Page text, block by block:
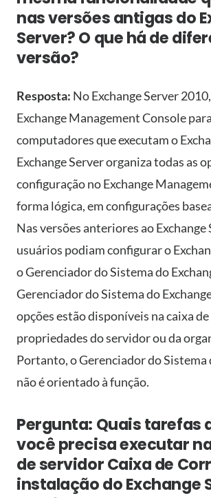
nas versões antigas do
Server? O que há de
versão?
Resposta: No Exchange Server
Exchange Management Console
computadores que executam o
Exchange Server organiza todas as
configuração no Exchange
forma lógica, em configurações
Nas versões anteriores ao Exchange
usuários podiam configurar o
o Gerenciador do Sistema do
Gerenciador do Sistema do
opções estão disponíveis na caixa
propriedades do servidor ou da
Portanto, o Gerenciador do Sistema
não é orientado à função.
Pergunta: Quais tarefas
você precisa executar
de servidor Caixa de
instalação do Exchange